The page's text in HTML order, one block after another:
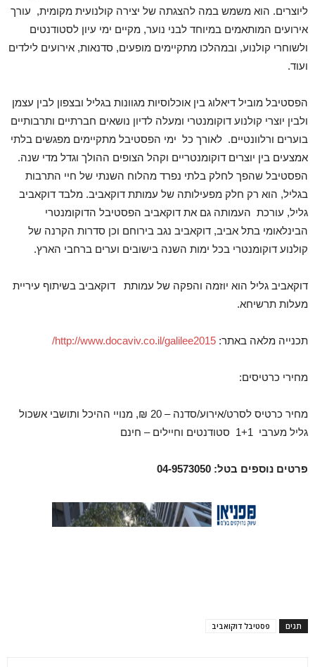
ליוצרים. הוא משמש במה להצגתה של יצירה קולנועית מקומית, עורך
אירועים המותאמים במיוחד לבני נוער, מקיים ימי עיון לסטודנטים
ולשוחרי קולנוע, ובמהלכו מתקיימים מופעים, סדנאות, אירועים לילדים
ועוד.
הפסטיבל מוביל דיאלוג בין אוכלוסיות מגוונות בגליל ובצפון לבין עצמן
ולבין יוצרי קולנוע דוקומנטרי ומעלה לדיון נושאים חברתיים ותרבותיים
בוערים ורלוונטיים. לאורך כל ימי הפסטיבל מתקיימים מפגשים בלתי
אמצעים בין יוצרים דוקומנטריים וקהל הצופים ההולך וגדל מדי שנה.
הפסטיבל שהפך לחלק בלתי נפרד מהלוח השנתי של חיי התרבות
בגליל, הוא רק חלק מפעילותה של עמותת דוקאביב. מלבד דוקאביב
גליל, עורכת העמותה גם את דוקאביב הפסטיבל הדוקומנטרי
הבינלאומי בתל אביב, דוקאביב נגב בירוחם וכן סדרות הקרנה של
קולנוע דוקומנטרי בכל ימות השנה בישובים וערים ברחבי הארץ.
דוקאביב גליל הוא יוזמה והפקה של עמותת דוקאביב בשיתוף עיריית
מעלות תרשיחא.
תכנייה מלאה באתר: http://www.docaviv.co.il/galilee2015/
מחירי כרטיסים:
מחיר כרטיס לסרט/אירוע/סדנה – 20 ₪,
מנויי ההיכל ותושבי אשכול
גליל מערבי 1+1
סטודנטים וחיילים – חינם
פרטים נוספים בטל: 04-9573050
תגים פסטיבל דוקואביב